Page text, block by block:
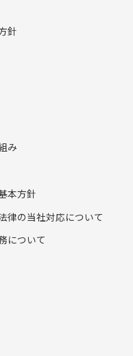
針
み
本方針
律の当社対応について
について